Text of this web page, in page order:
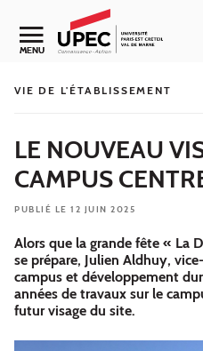
Aller au contenu
Navigation secondaire
MENU
VIE DE L'ÉTABLISSEMENT
LE NOUVEAU
CAMPUS
PUBLIÉ LE 12 JUIN 2025
Alors que la grande fête « La
se prépare, Julien Aldhuy,
campus et développement
années de travaux sur le
futur visage du site.